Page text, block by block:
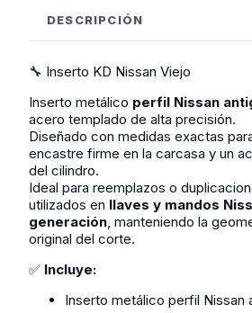
DESCRIPCIÓN
🔧 Inserto KD Nissan Viejo
Inserto metálico perfil Nissan
acero templado de alta precisión.
Diseñado con medidas exactas
encastre firme en la carcasa y un
del cilindro.
Ideal para reemplazos o
utilizados en llaves y mandos
generación, manteniendo la
original del corte.
✅ Incluye:
Inserto metálico perfil Nissan